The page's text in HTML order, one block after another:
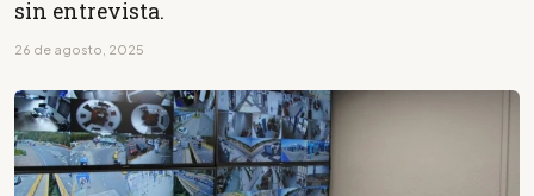
sin entrevista.
26 de agosto, 2025